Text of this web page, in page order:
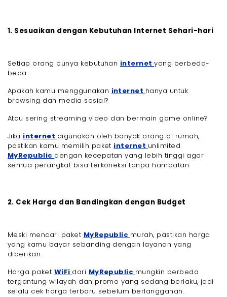
1. Sesuaikan dengan Kebutuhan Internet Sehari-hari
Setiap orang punya kebutuhan internetyang berbeda-
beda.
Apakah kamu menggunakan internet hanya untuk
browsing dan media sosial?
Atau sering streaming video dan bermain game online?
Jika internet digunakan oleh banyak orang di rumah,
pastikan kamu memilih paket internet unlimited
MyRepublic dengan kecepatan yang lebih tinggi agar
semua perangkat bisa terkoneksi tanpa hambatan.
2. Cek Harga dan Bandingkan dengan Budget
Meski mencari paket MyRepublic murah, pastikan harga
yang kamu bayar sebanding dengan layanan yang
diberikan.
Harga paket WiFi dari MyRepublic mungkin berbeda
tergantung wilayah dan promo yang sedang berlaku, jadi
selalu cek harga terbaru sebelum berlangganan.